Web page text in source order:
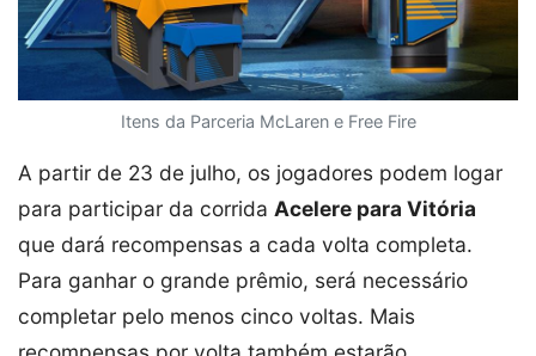
Itens da Parceria McLaren e Free Fire
A partir de 23 de julho, os jogadores podem logar
para participar da corrida Acelere para Vitória
que dará recompensas a cada volta completa.
Para ganhar o grande prêmio, será necessário
completar pelo menos cinco voltas. Mais